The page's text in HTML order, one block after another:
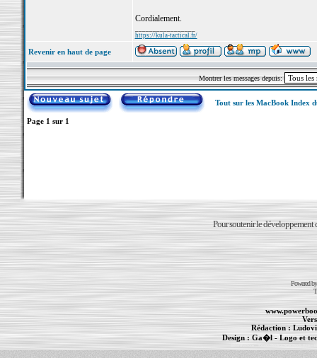
Cordialement.
https://kula-tactical.fr/
Revenir en haut de page
Montrer les messages depuis:
Tout sur les MacBook Index
Page 1 sur 1
Pour soutenir le développement
Powered
Rédaction :
Design : Ga�l - Logo et
MacBook Pro